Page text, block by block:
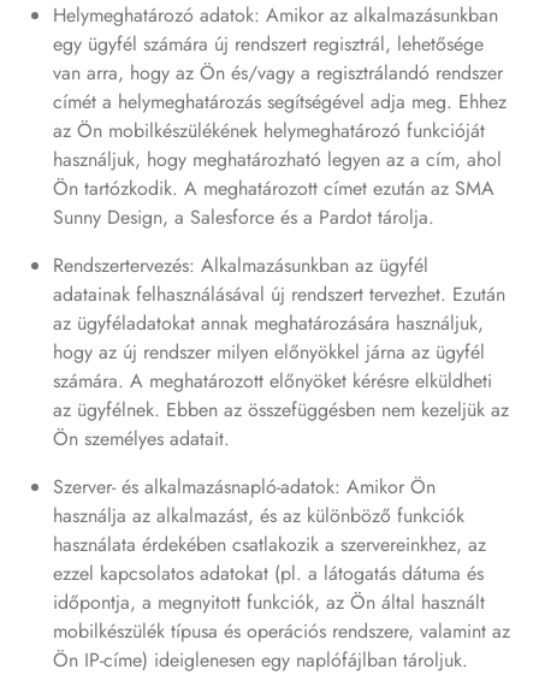
Helymeghatározó adatok: Amikor az alkalmazásunkban
egy ügyfél számára új rendszert regisztrál, lehetősége
van arra, hogy az Ön és/vagy a regisztrálandó rendszer
címét a helymeghatározás segítségével adja meg. Ehhez
az Ön mobilkészülékének helymeghatározó funkcióját
használjuk, hogy meghatározható legyen az a cím, ahol
Ön tartózkodik. A meghatározott címet ezután az SMA
Sunny Design, a Salesforce és a Pardot tárolja.
Rendszertervezés: Alkalmazásunkban az ügyfél
adatainak felhasználásával új rendszert tervezhet. Ezután
az ügyféladatokat annak meghatározására használjuk,
hogy az új rendszer milyen előnyökkel járna az ügyfél
számára. A meghatározott előnyöket kérésre elküldheti
az ügyfélnek. Ebben az összefüggésben nem kezeljük az
Ön személyes adatait.
Szerver- és alkalmazásnapló-adatok: Amikor Ön
használja az alkalmazást, és az különböző funkciók
használata érdekében csatlakozik a szervereinkhez, az
ezzel kapcsolatos adatokat (pl. a látogatás dátuma és
időpontja, a megnyitott funkciók, az Ön által használt
mobilkészülék típusa és operációs rendszere, valamint az
Ön IP-címe) ideiglenesen egy naplófájlban tároljuk.